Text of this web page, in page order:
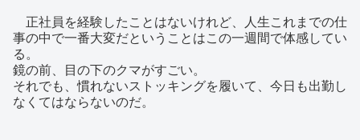
正社員を経験したことはないけれど、人生これまでの仕
事の中で一番大変だということはこの一週間で体感してい
る。
鏡の前、目の下のクマがすごい。
それでも、慣れないストッキングを履いて、今日も出勤し
なくてはならないのだ。